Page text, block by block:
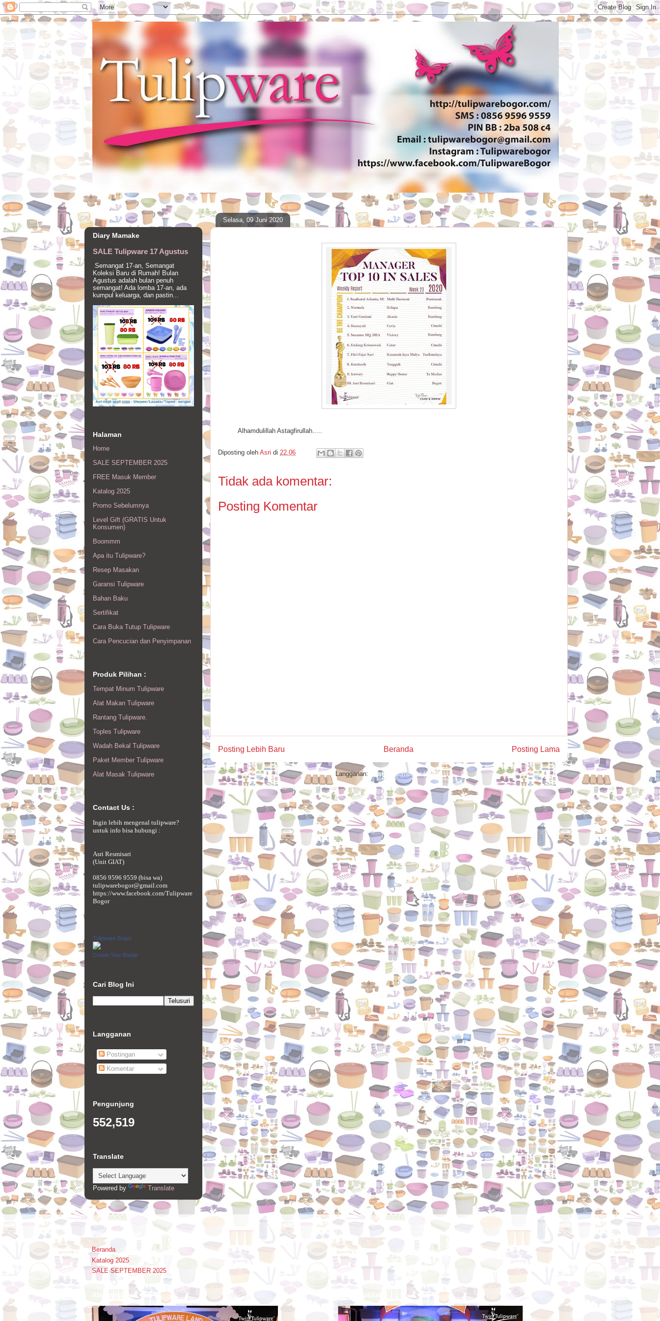
Selasa, 09 Juni 2020
Alhamdulillah Astagfirullah.....
Diposting oleh Asri di 22.06
Tidak ada komentar:
Posting Komentar
Posting Lebih Baru Posting Lama
Beranda
Langganan: Posting Komentar (Atom)
Diary Mamake
SALE Tulipware 17 Agustus
Semangat 17-an, Semangat
Koleksi Baru di Rumah! Bulan
Agustus adalah bulan penuh
semangat! Ada lomba 17-an, ada
kumpul keluarga, dan pastin...
Halaman
Home
SALE SEPTEMBER 2025
FREE Masuk Member
Katalog 2025
Promo Sebelumnya
Level Gift (GRATIS Untuk
Konsumen)
Boommm
Apa itu Tulipware?
Resep Masakan
Garansi Tulipware
Bahan Baku
Sertifikat
Cara Buka Tutup Tulipware
Cara Pencucian dan Penyimpanan
Produk Pilihan :
Tempat Minum Tulipware
Alat Makan Tulipware
Rantang Tulipware.
Toples Tulipware
Wadah Bekal Tulipware
Paket Member Tulipware
Alat Masak Tulipware
Contact Us :
Ingin lebih mengenal tulipware?
untuk info bisa hubungi :
Asri Resmisari
(Unit GIAT)
0856 9596 9559 (bisa wa)
tulipwarebogor@gmail.com
https://www.facebook.com/Tulipware
Bogor
Tulipware Bogor
Create Your Badge
Cari Blog Ini
Langganan
Postingan
Komentar
Pengunjung
552,519
Translate
Powered by Translate
Promo Booklet
Beranda
Katalog 2025
SALE SEPTEMBER 2025
Alhamdulillah